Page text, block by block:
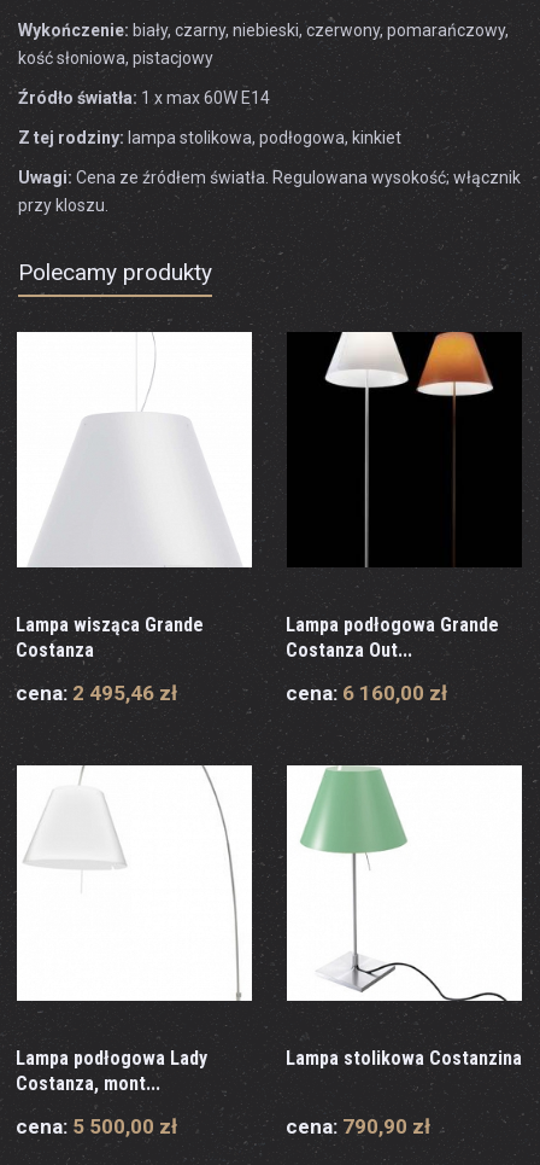
Wykończenie: biały, czarny, niebieski, czerwony, pomarańczowy,
kość słoniowa, pistacjowy
Źródło światła: 1 x max 60W E14
Z tej rodziny: lampa stolikowa, podłogowa, kinkiet
Uwagi: Cena ze źródłem światła. Regulowana wysokość; włącznik
przy kloszu.
Polecamy produkty
Lampa wisząca Grande
Costanza
cena: 2 495,46 zł
Lampa podłogowa Grande
Costanza Out...
cena: 6 160,00 zł
Lampa podłogowa Lady
Costanza, mont...
cena: 5 500,00 zł
Lampa stolikowa Costanzina
cena: 790,90 zł